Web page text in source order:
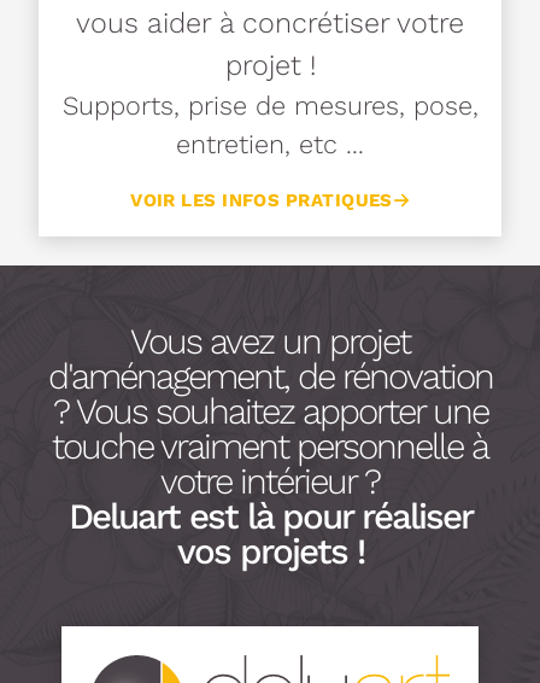
vous aider à concrétiser votre
projet !
Supports, prise de mesures, pose,
entretien, etc ...
VOIR LES INFOS PRATIQUES
Vous avez un projet
d'aménagement, de rénovation
? Vous souhaitez apporter une
touche vraiment personnelle à
votre intérieur ?
Deluart est là pour réaliser
vos projets !